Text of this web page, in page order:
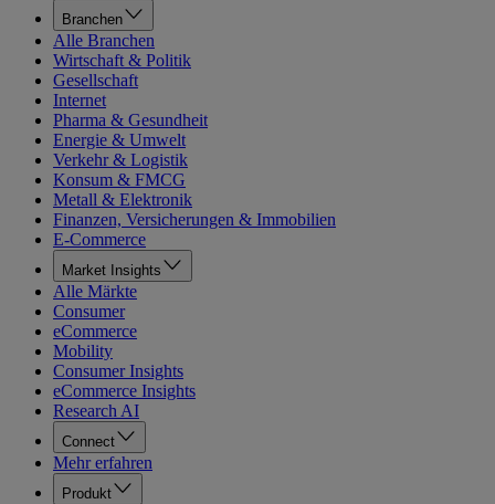
Branchen
Alle Branchen
Wirtschaft & Politik
Gesellschaft
Internet
Pharma & Gesundheit
Energie & Umwelt
Verkehr & Logistik
Konsum & FMCG
Metall & Elektronik
Finanzen, Versicherungen & Immobilien
E-Commerce
Market Insights
Alle Märkte
Consumer
eCommerce
Mobility
Consumer Insights
eCommerce Insights
Research AI
Connect
Mehr erfahren
Produkt